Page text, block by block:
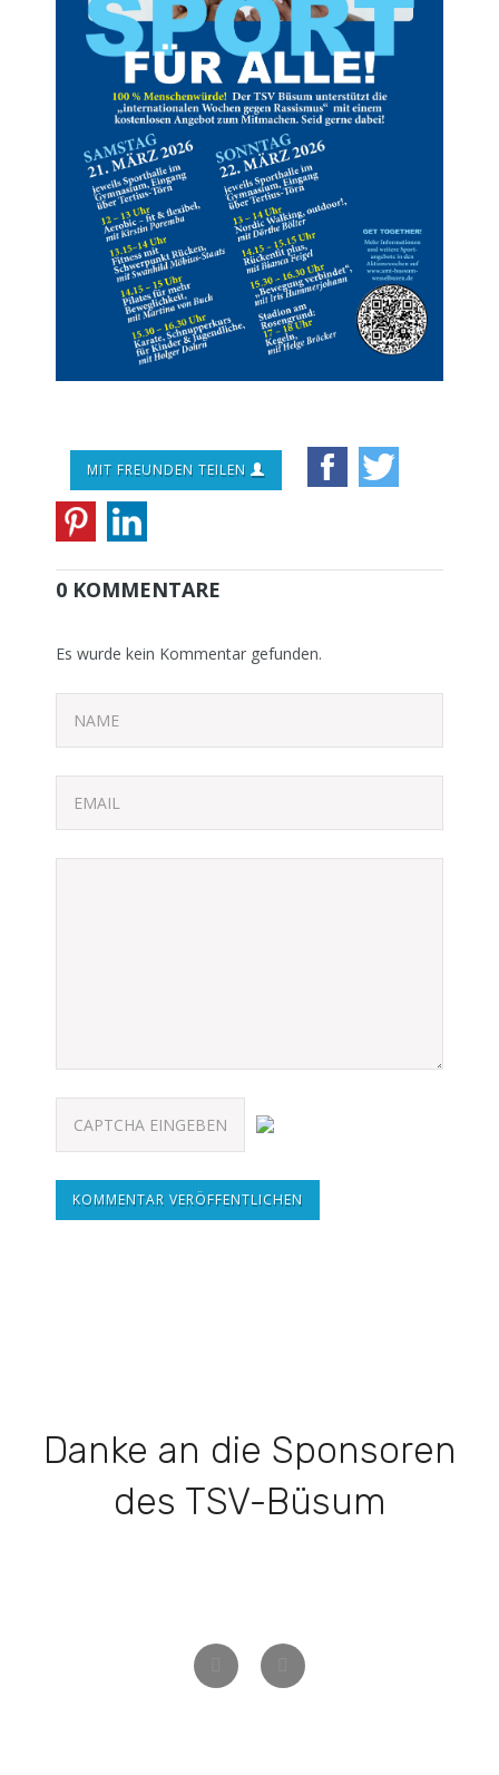
MIT FREUNDEN TEILEN
0 KOMMENTARE
Es wurde kein Kommentar gefunden.
KOMMENTAR VERÖFFENTLICHEN
Danke an die Sponsoren
des TSV-Büsum
Zurück Weiter